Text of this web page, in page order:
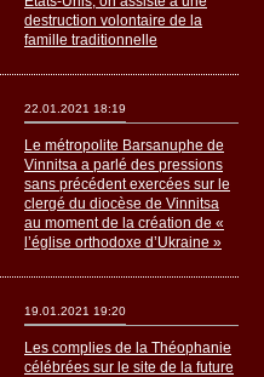
destruction volontaire de la
famille traditionnelle
22.01.2021 18:19
Le métropolite Barsanuphe de
Vinnitsa a parlé des pressions
sans précédent exercées sur le
clergé du diocèse de Vinnitsa
au moment de la création de «
l’église orthodoxe d’Ukraine »
19.01.2021 19:20
Les complies de la Théophanie
célébrées sur le site de la future